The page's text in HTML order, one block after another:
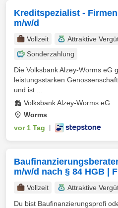
Kreditspezialist -
m/w/d
Vollzeit Attraktive
Sonderzahlung
Die Volksbank Alzey-Worms eG
leistungsstarken
und ist ...
Volksbank Alzey-Worms eG
Worms
vor 1 Tag
m/w/d nach § 84 HGB |
Vollzeit Attraktive
Du bist Baufinanzierungsprofi